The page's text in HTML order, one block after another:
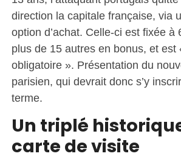
direction la capitale française, via
option d’achat. Celle-ci est fixée à
plus de 15 autres en bonus, et est
obligatoire ». Présentation du
parisien, qui devrait donc s’y
terme.
Un triplé
carte de visite